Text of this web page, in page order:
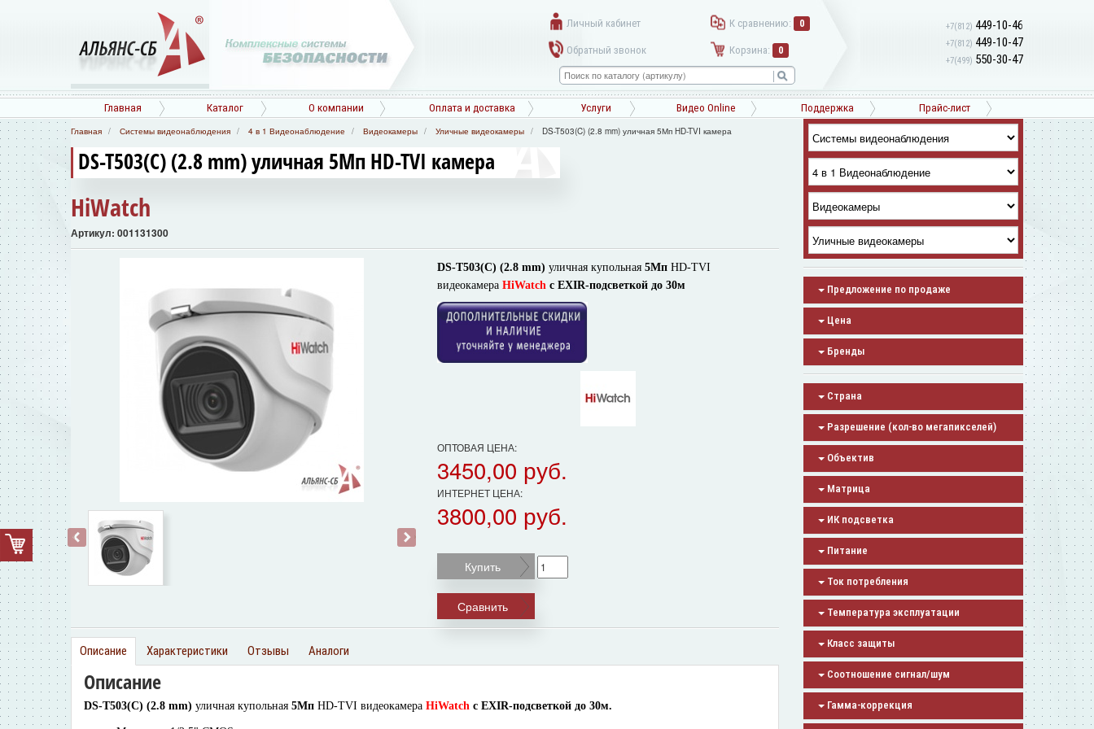
Личный кабинет К сравнению: 0
Обратный звонок Корзина: 0
+7(812) 449-10-46
+7(812) 449-10-47
+7(499) 550-30-47
Главная Каталог О компании Оплата и доставка Услуги Видео Online Поддержка Прайс-лист
Главная Системы видеонаблюдения 4 в 1 Видеонаблюдение Видеокамеры Уличные видеокамеры DS-T503(C) (2.8 mm) уличная 5Мп HD-TVI камера
DS-T503(C) (2.8 mm) уличная 5Мп HD-TVI камера
HiWatch
Артикул: 001131300
‹ ›
DS-T503(C) (2.8 mm) уличная купольная 5Мп HD-TVI
видеокамера HiWatch с EXIR-подсветкой до 30м
ОПТОВАЯ ЦЕНА:
3450,00 руб.
ИНТЕРНЕТ ЦЕНА:
3800,00 руб.
Купить
Сравнить
Описание Характеристики Отзывы Аналоги
Описание
DS-T503(C) (2.8 mm) уличная купольная 5Мп HD-TVI видеокамера HiWatch с EXIR-подсветкой до 30м.
Предложение по продаже
Цена
Бренды
Страна
Разрешение (кол-во мегапикселей)
Объектив
Матрица
ИК подсветка
Питание
Ток потребления
Температура эксплуатации
Класс защиты
Соотношение сигнал/шум
Гамма-коррекция